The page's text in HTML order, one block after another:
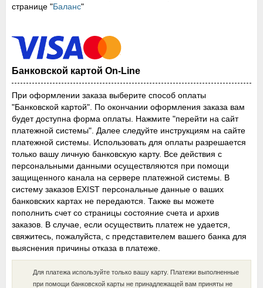
странице "Баланс"
Банковской картой On-Line
При оформлении заказа выберите способ оплаты
"Банковской картой". По окончании оформления заказа вам
будет доступна форма оплаты. Нажмите "перейти на сайт
платежной системы". Далее следуйте инструкциям на сайте
платежной системы. Использовать для оплаты разрешается
только вашу личную банковскую карту. Все действия с
персональными данными осуществляются при помощи
защищенного канала на сервере платежной системы. В
систему заказов EXIST персональные данные о ваших
банковских картах не передаются. Также вы можете
пополнить счет со страницы состояние счета и архив
заказов. В случае, если осуществить платеж не удается,
свяжитесь, пожалуйста, с представителем вашего банка для
выяснения причины отказа в платеже.
Для платежа используйте только вашу карту. Платежи выполненные
при помощи банковской карты не принадлежащей вам приняты не